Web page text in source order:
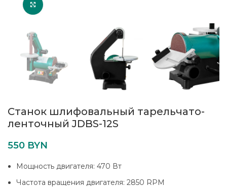
Станок шлифовальный тарельчато-
ленточный JDBS-12S
550 BYN
Мощность двигателя: 470 Вт
Частота вращения двигателя: 2850 RPM